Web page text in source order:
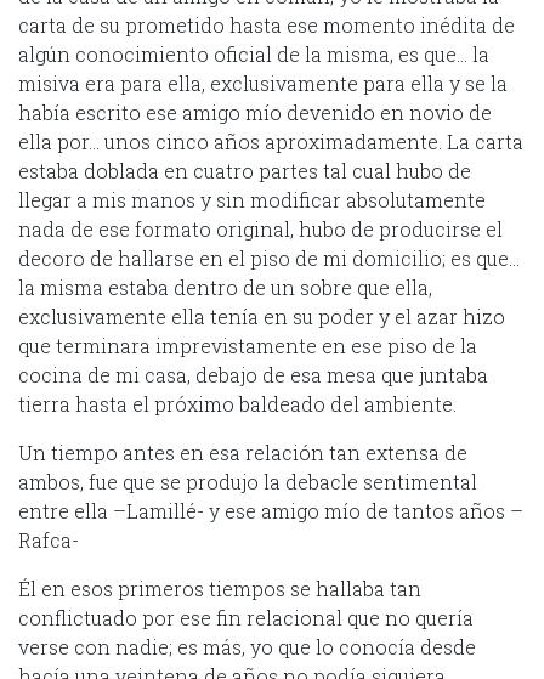
carta de su prometido hasta ese momento inédita de
algún conocimiento oficial de la misma, es que… la
misiva era para ella, exclusivamente para ella y se la
había escrito ese amigo mío devenido en novio de
ella por… unos cinco años aproximadamente. La carta
estaba doblada en cuatro partes tal cual hubo de
llegar a mis manos y sin modificar absolutamente
nada de ese formato original, hubo de producirse el
decoro de hallarse en el piso de mi domicilio; es que…
la misma estaba dentro de un sobre que ella,
exclusivamente ella tenía en su poder y el azar hizo
que terminara imprevistamente en ese piso de la
cocina de mi casa, debajo de esa mesa que juntaba
tierra hasta el próximo baldeado del ambiente.
Un tiempo antes en esa relación tan extensa de
ambos, fue que se produjo la debacle sentimental
entre ella –Lamillé- y ese amigo mío de tantos años –
Rafca-
Él en esos primeros tiempos se hallaba tan
conflictuado por ese fin relacional que no quería
verse con nadie; es más, yo que lo conocía desde